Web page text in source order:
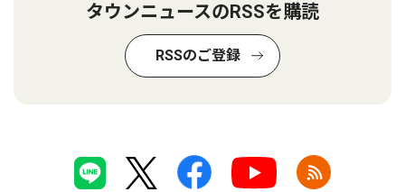
タウンニュースのRSSを購読
RSSのご登録